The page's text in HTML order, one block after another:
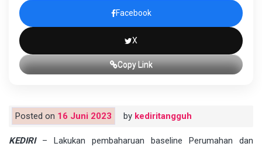
Facebook
X
Copy Link
Posted on 16 Juni 2023 by kediritangguh
KEDIRI– Lakukan pembaharuan baseline Perumahan dan